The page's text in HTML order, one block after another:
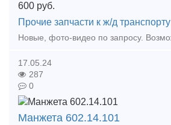
600 руб.
Прочие запчасти к ж/д транспорту
17.05.24
287
0
Манжета 602.14.101